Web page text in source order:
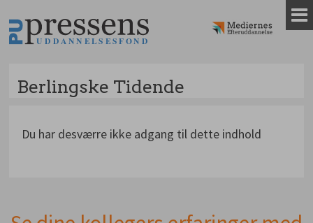
til
indhold
Berlingske Tidende
Du har desværre ikke adgang til dette indhold